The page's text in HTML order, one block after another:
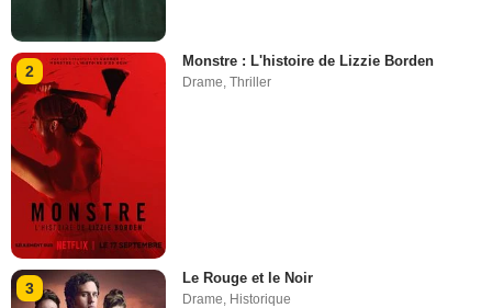
2
Monstre : L'histoire de Lizzie Borden
Drame ,Thriller
3
Le Rouge et le Noir
Drame, Historique